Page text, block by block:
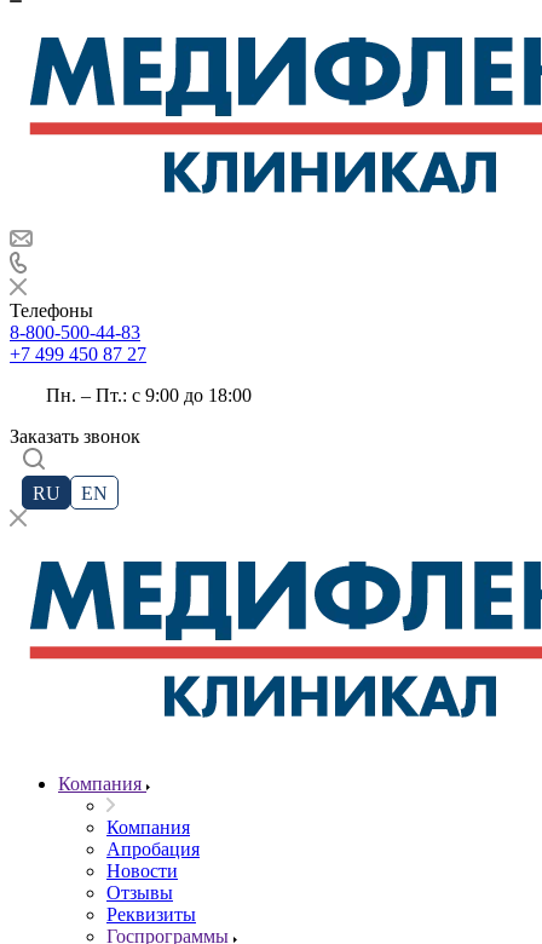
Телефоны
8-800-500-44-83
+7 499 450 87 27
Пн. – Пт.: с 9:00 до 18:00
Заказать звонок
RU EN
Компания
Компания
Апробация
Новости
Отзывы
Реквизиты
Госпрограммы